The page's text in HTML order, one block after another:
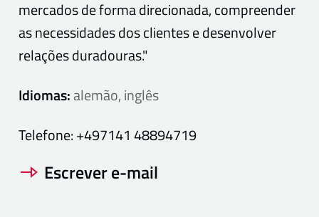
mercados de forma direcionada, compreender
as necessidades dos clientes e desenvolver
relações duradouras."
Idiomas:alemão, inglês
Telefone:+497141 48894719
Escrever e-mail